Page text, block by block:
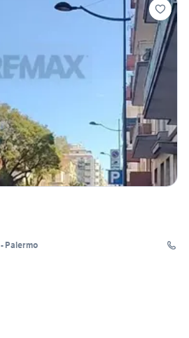
RE/MAX Platinum - Palermo